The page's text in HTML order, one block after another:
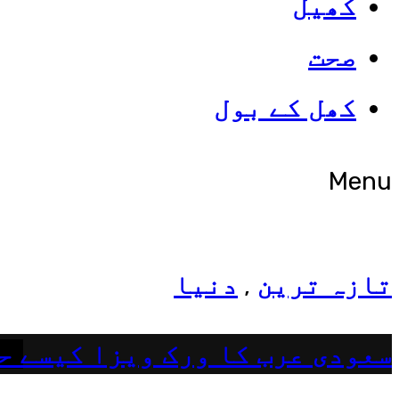
صحت
کھل کے بول
Menu
شوبز
ہانیہ عامر کی بہن ایشا
تازہ ترین , دنیا
سعودی عرب کا ورک ویزا کیسے